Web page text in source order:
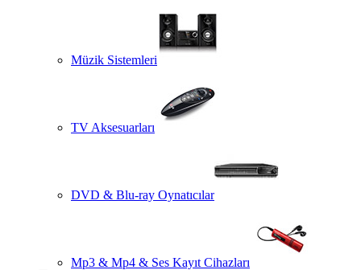
Müzik Sistemleri
TV Aksesuarları
DVD & Blu-ray Oynatıcılar
Mp3 & Mp4 & Ses Kayıt Cihazları